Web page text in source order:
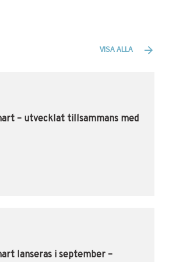
VISA ALLA
– utvecklat tillsammans med
lanseras i september –